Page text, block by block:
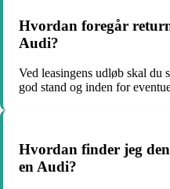
Hvordan foregår
Audi?
Ved leasingens udløb skal du
god stand og inden for
Hvordan finder jeg
en Audi?